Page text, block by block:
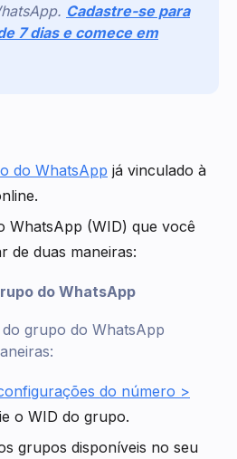
Cadastre-se para
7 dias e comece em
do WhatsApp já vinculado à
WhatsApp (WID) que você
de duas maneiras:
do WhatsApp
grupo do WhatsApp
do número >
o WID do grupo.
grupos disponíveis no seu